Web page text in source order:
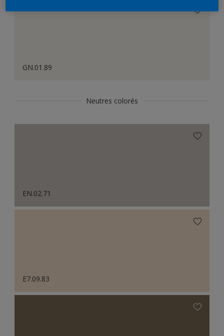
GN.01.89
Neutres colorés
EN.02.71
E7.09.83